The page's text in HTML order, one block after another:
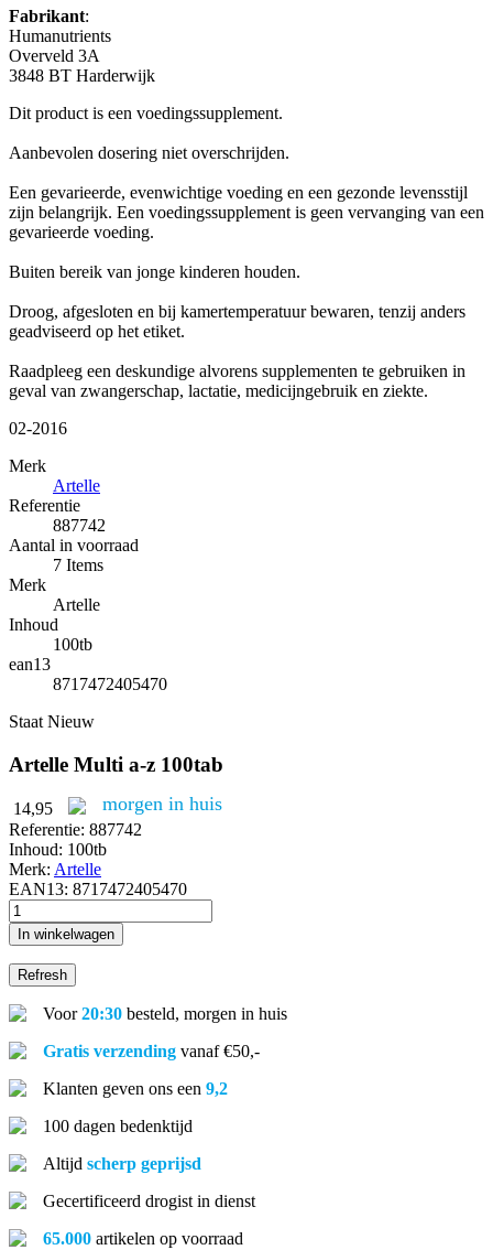
Fabrikant:
Humanutrients
Overveld 3A
3848 BT Harderwijk
Dit product is een voedingssupplement.
Aanbevolen dosering niet overschrijden.
Een gevarieerde, evenwichtige voeding en een gezonde levensstijl
zijn belangrijk. Een voedingssupplement is geen vervanging van een
gevarieerde voeding.
Buiten bereik van jonge kinderen houden.
Droog, afgesloten en bij kamertemperatuur bewaren, tenzij anders
geadviseerd op het etiket.
Raadpleeg een deskundige alvorens supplementen te gebruiken in
geval van zwangerschap, lactatie, medicijngebruik en ziekte.
02-2016
Merk
Artelle
Referentie
887742
Aantal in voorraad
7 Items
Merk
Artelle
Inhoud
100tb
ean13
8717472405470
Staat Nieuw
Artelle Multi a-z 100tab
14,95 morgen in huis
Referentie: 887742
Inhoud: 100tb
Merk: Artelle
EAN13: 8717472405470
In winkelwagen
Voor20:30 besteld, morgen in huis
Gratis verzending vanaf €50,-
Klanten geven ons een 9,2
100 dagen bedenktijd
Altijd scherp geprijsd
Gecertificeerd drogist in dienst
65.000 artikelen op voorraad